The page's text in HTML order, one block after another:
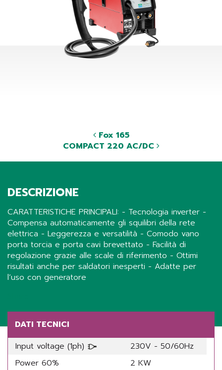
Fox 165
COMPACT 220 AC/DC
DESCRIZIONE
CARATTERISTICHE PRINCIPALI: - Tecnologia inverter -
Compensa automaticamente gli squilibri della rete
elettrica - Leggerezza e versatilità - Comodo vano
porta torcia e porta cavi brevettato - Facilità di
regolazione grazie alle scale di riferimento - Ottimi
risultati anche per saldatori inesperti - Adatte per
l’uso con generatore
DATI TECNICI
Input voltage (1ph)
230V - 50/60Hz
Power 60%
2 KW